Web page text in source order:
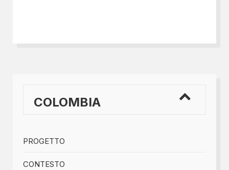
COLOMBIA
PROGETTO
CONTESTO